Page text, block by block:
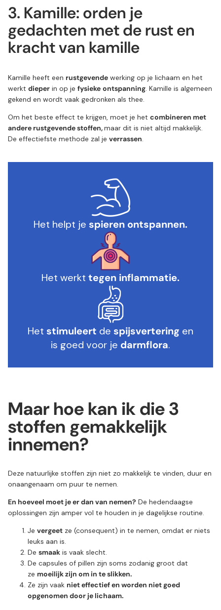
3. Kamille: orden je
gedachten met de rust en
kracht van kamille
Kamille heeft een rustgevende werking op je lichaam en het
werkt dieper in op je fysieke ontspanning. Kamille is algemeen
gekend en wordt vaak gedronken als thee.
Om het beste effect te krijgen, moet je het combineren met
andere rustgevende stoffen,maar dit is niet altijd makkelijk.
De effectiefste methode zal je verrassen.
Het helpt je spieren ontspannen.
Het werkt tegen inflammatie.
Het stimuleert de spijsvertering en
is goed voor je darmflora.
Maar hoe kan ik die 3
stoffen gemakkelijk
innemen?
Deze natuurlijke stoffen zijn niet zo makkelijk te vinden, duur en
onaangenaam om puur te nemen.
En hoeveel moet je er dan van nemen? De hedendaagse
oplossingen zijn amper vol te houden in je dagelijkse routine.
Je vergeet ze (consequent) in te nemen, omdat er niets
leuks aan is.
De smaak is vaak slecht.
De capsules of pillen zijn soms zodanig groot dat
ze moeilijk zijn om in te slikken.
Ze zijn vaak niet effectief en worden niet goed
opgenomen door je lichaam.